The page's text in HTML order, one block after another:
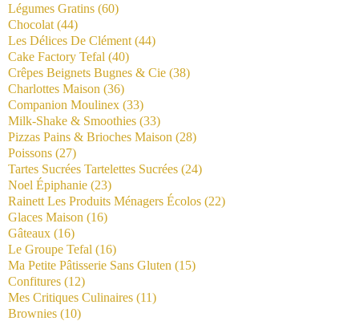
Légumes Gratins (60)
Chocolat (44)
Les Délices De Clément (44)
Cake Factory Tefal (40)
Crêpes Beignets Bugnes & Cie (38)
Charlottes Maison (36)
Companion Moulinex (33)
Milk-Shake & Smoothies (33)
Pizzas Pains & Brioches Maison (28)
Poissons (27)
Tartes Sucrées Tartelettes Sucrées (24)
Noel Épiphanie (23)
Rainett Les Produits Ménagers Écolos (22)
Glaces Maison (16)
Gâteaux (16)
Le Groupe Tefal (16)
Ma Petite Pâtisserie Sans Gluten (15)
Confitures (12)
Mes Critiques Culinaires (11)
Brownies (10)